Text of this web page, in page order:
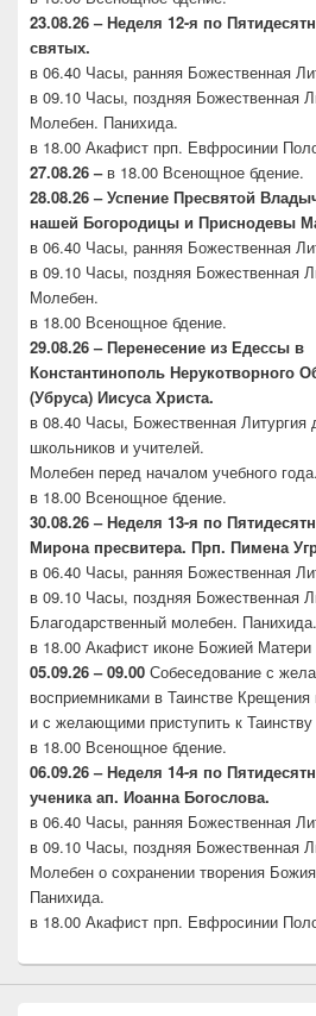
23.08.26 – Неделя 12-я по
святых.
в 06.40 Часы, ранняя Божественная
в 09.10 Часы, поздняя Божественная
Молебен. Панихида.
в 18.00 Акафист прп. Евфросинии
27.08.26 –в 18.00 Всенощное бдение.
28.08.26 – Успение Пресвятой
нашей Богородицы и Приснодевы
в 06.40 Часы, ранняя Божественная
в 09.10 Часы, поздняя Божественная
Молебен.
в 18.00 Всенощное бдение.
29.08.26 – Перенесение из Едессы в
Константинополь Нерукотворного
(Убруса) Иисуса Христа.
в 08.40 Часы, Божественная Литургия
школьников и учителей.
Молебен перед началом учебного года.
в 18.00 Всенощное бдение.
30.08.26 – Неделя 13-я по
Мирона пресвитера. Прп. Пимена
в 06.40 Часы, ранняя Божественная
в 09.10 Часы, поздняя Божественная
Благодарственный молебен. Панихида.
в 18.00 Акафист иконе Божией Матери
05.09.26 – 09.00 Собеседование с
восприемниками в Таинстве
и с желающими приступить к
в 18.00 Всенощное бдение.
06.09.26 – Неделя 14-я по
ученика ап. Иоанна Богослова.
в 06.40 Часы, ранняя Божественная
в 09.10 Часы, поздняя Божественная
Молебен о сохранении творения
Панихида.
в 18.00 Акафист прп. Евфросинии